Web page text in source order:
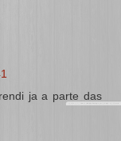
ja a parte das